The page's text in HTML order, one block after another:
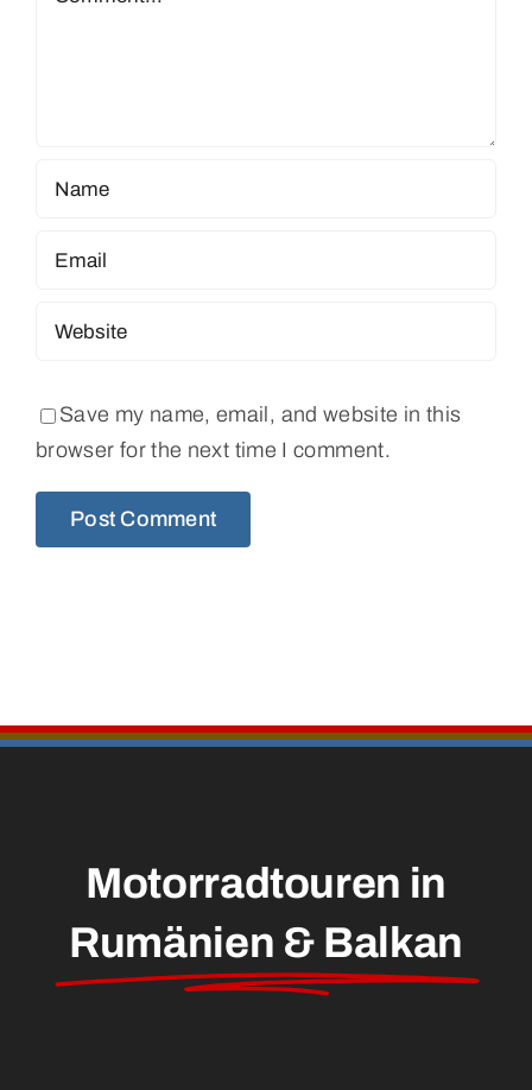
Save my name, email, and website in this
browser for the next time I comment.
Motorradtouren in
Rumänien & Balkan